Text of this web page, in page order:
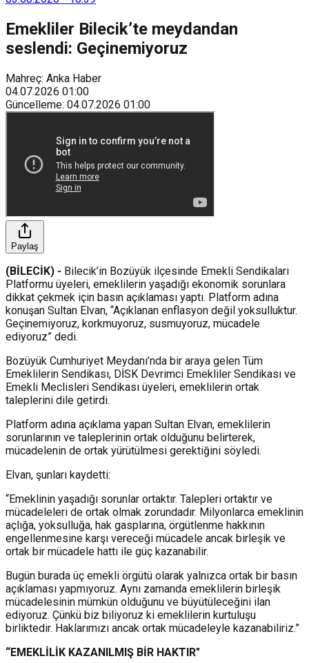
Emekliler Bilecik’te meydandan
seslendi: Geçinemiyoruz
Mahreç: Anka Haber
04.07.2026 01:00
Güncelleme: 04.07.2026 01:00
Paylaş
(BİLECİK) - Bilecik’in Bozüyük ilçesinde Emekli Sendikaları
Platformu üyeleri, emeklilerin yaşadığı ekonomik sorunlara
dikkat çekmek için basın açıklaması yaptı. Platform adına
konuşan Sultan Elvan, “Açıklanan enflasyon değil yoksulluktur.
Geçinemiyoruz, korkmuyoruz, susmuyoruz, mücadele
ediyoruz” dedi.
Bozüyük Cumhuriyet Meydanı’nda bir araya gelen Tüm
Emeklilerin Sendikası, DİSK Devrimci Emekliler Sendikası ve
Emekli Meclisleri Sendikası üyeleri, emeklilerin ortak
taleplerini dile getirdi.
Platform adına açıklama yapan Sultan Elvan, emeklilerin
sorunlarının ve taleplerinin ortak olduğunu belirterek,
mücadelenin de ortak yürütülmesi gerektiğini söyledi.
Elvan, şunları kaydetti:
“Emeklinin yaşadığı sorunlar ortaktır. Talepleri ortaktır ve
mücadeleleri de ortak olmak zorundadır. Milyonlarca emeklinin
açlığa, yoksulluğa, hak gasplarına, örgütlenme hakkının
engellenmesine karşı vereceği mücadele ancak birleşik ve
ortak bir mücadele hattı ile güç kazanabilir.
Bugün burada üç emekli örgütü olarak yalnızca ortak bir basın
açıklaması yapmıyoruz. Aynı zamanda emeklilerin birleşik
mücadelesinin mümkün olduğunu ve büyütüleceğini ilan
ediyoruz. Çünkü biz biliyoruz ki emeklilerin kurtuluşu
birliktedir. Haklarımızı ancak ortak mücadeleyle kazanabiliriz.”
“EMEKLİLİK KAZANILMIŞ BİR HAKTIR"